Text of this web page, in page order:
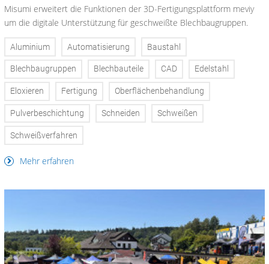
Misumi erweitert die Funktionen der 3D-Fertigungsplattform meviy
um die digitale Unterstützung für geschweißte Blechbaugruppen.
Aluminium Automatisierung Baustahl
Blechbaugruppen Blechbauteile CAD Edelstahl
Eloxieren Fertigung Oberflächenbehandlung
Pulverbeschichtung Schneiden Schweißen
Schweißverfahren
Mehr erfahren